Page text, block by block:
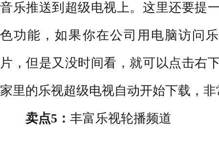
音乐推送到超级电视上。这里还要提
色功能，如果你在公司用电脑访问
片，但是又没时间看，就可以点击右
家里的乐视超级电视自动开始下载，
卖点5： 丰富乐视轮播频道